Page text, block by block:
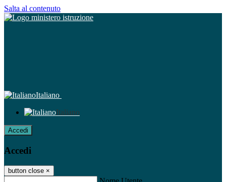
Salta al contenuto
Italiano
Italiano
Accedi
Accedi
button close ×